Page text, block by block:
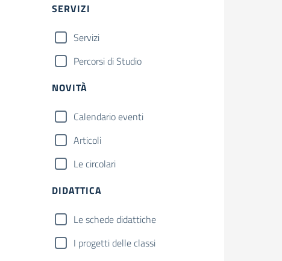
SERVIZI
Servizi
Percorsi di Studio
NOVITÀ
Calendario eventi
Articoli
Le circolari
DIDATTICA
Le schede didattiche
I progetti delle classi